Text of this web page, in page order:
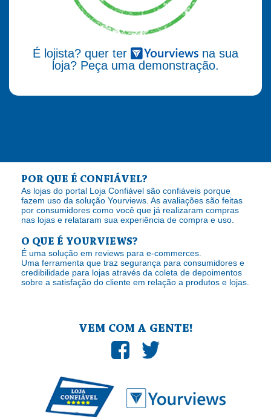
É lojista? quer ter
na sua
loja? Peça uma demonstração.
POR QUE É CONFIÁVEL?
As lojas do portal Loja Confiável são confiáveis porque
fazem uso da solução Yourviews. As avaliações são feitas
por consumidores como você que já realizaram compras
nas lojas e relataram sua experiência de compra e uso.
O QUE É YOURVIEWS?
É uma solução em reviews para e-commerces.
Uma ferramenta que traz segurança para consumidores e
credibilidade para lojas através da coleta de depoimentos
sobre a satisfação do cliente em relação a produtos e lojas.
VEM COM A GENTE!